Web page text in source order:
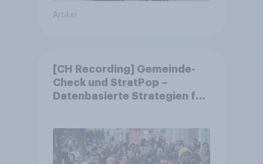
Artikel
[CH Recording] Gemeinde-
Check und StratPop –
Datenbasierte Strategien für